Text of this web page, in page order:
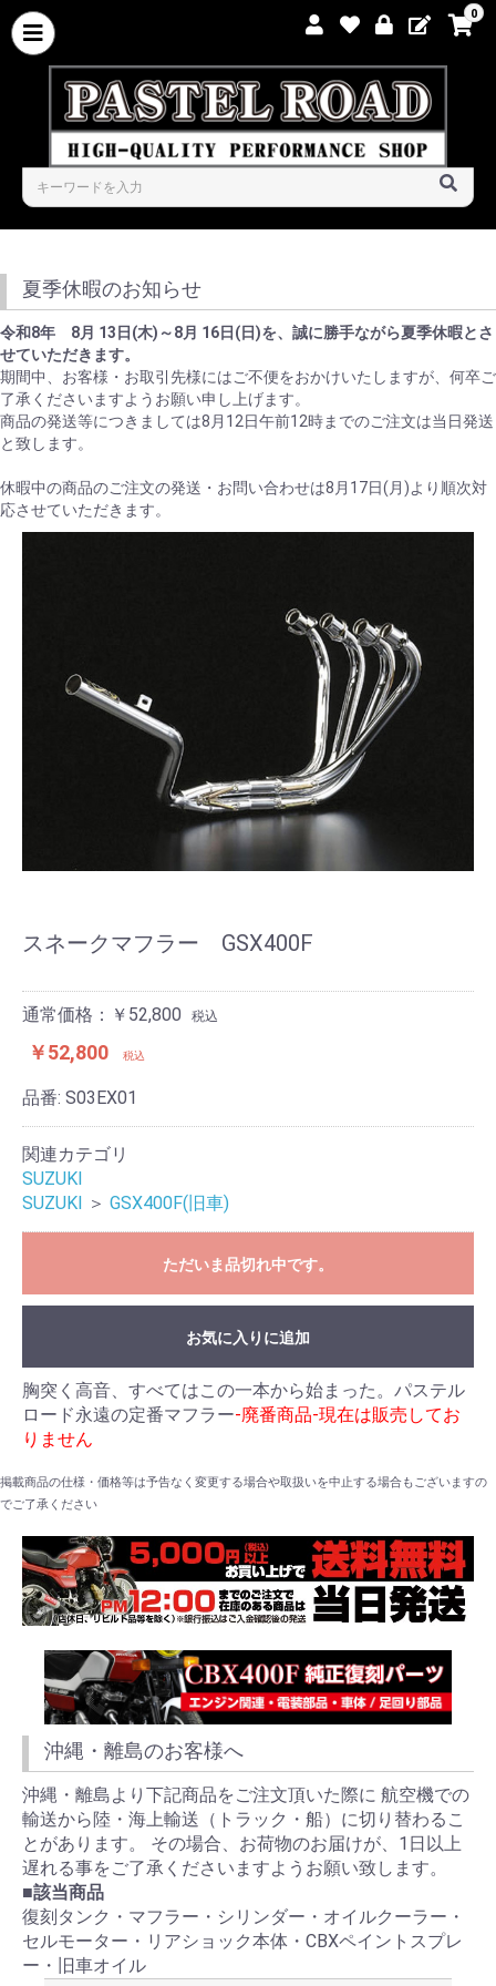
0
夏季休暇のお知らせ
令和8年 8月 13日(木)～8月 16日(日)を、誠に勝手ながら夏季休暇とさ
せていただきます。
期間中、お客様・お取引先様にはご不便をおかけいたしますが、何卒ご
了承くださいますようお願い申し上げます。
商品の発送等につきましては8月12日午前12時までのご注文は当日発送
と致します。
休暇中の商品のご注文の発送・お問い合わせは8月17日(月)より順次対
応させていただきます。
スネークマフラー GSX400F
通常価格：￥52,800 税込
￥52,800 税込
品番: S03EX01
関連カテゴリ
SUZUKI
SUZUKI
＞ GSX400F(旧車)
ただいま品切れ中です。
お気に入りに追加
胸突く高音、すべてはこの一本から始まった。パステル
ロード永遠の定番マフラー-廃番商品-現在は販売してお
りません
掲載商品の仕様・価格等は予告なく変更する場合や取扱いを中止する場合もございますの
でご了承ください
沖縄・離島のお客様へ
沖縄・離島より下記商品をご注文頂いた際に 航空機での
輸送から陸・海上輸送（トラック・船）に切り替わるこ
とがあります。 その場合、お荷物のお届けが、1日以上
遅れる事をご了承くださいますようお願い致します。
■該当商品
復刻タンク・マフラー・シリンダー・オイルクーラー・
セルモーター・リアショック本体・CBXペイントスプレ
ー・旧車オイル